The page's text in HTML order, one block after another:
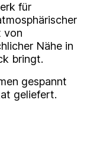
für
von
Nähe in
bringt.
gespannt
geliefert.